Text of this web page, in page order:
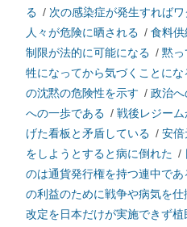
る / 次の感染症が発生すれば
人々が危険に晒される / 食料供
制限が法的に可能になる / 黙っ
牲になってから気づくことにな
の沈黙の危険性を示す / 政治へ
への一歩である / 戦後レジー
げた看板と矛盾している / 安倍
をしようとすると病に倒れた /
のは通貨発行権を持つ連中であ
の利益のために戦争や病気を仕
改定を日本だけが実施できず植